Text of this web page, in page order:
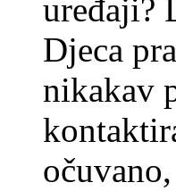
uređaji?
Djeca
nikakav